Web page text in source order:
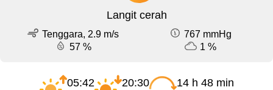
Langit cerah
Tenggara, 2.9 m/s
767 mmHg
57 %
1 %
05:42 20:30 14 h 48 min